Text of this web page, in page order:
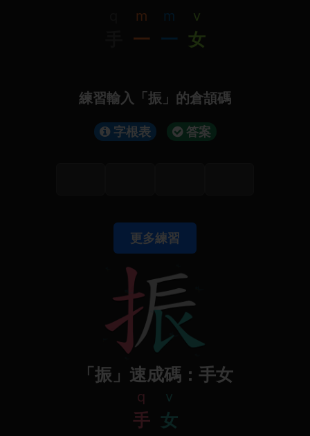
m
一
m
一
v
女
練習輸入「振」的倉頡碼
字根表 答案
更多練習
「振」速成碼：手女
q
手
v
女